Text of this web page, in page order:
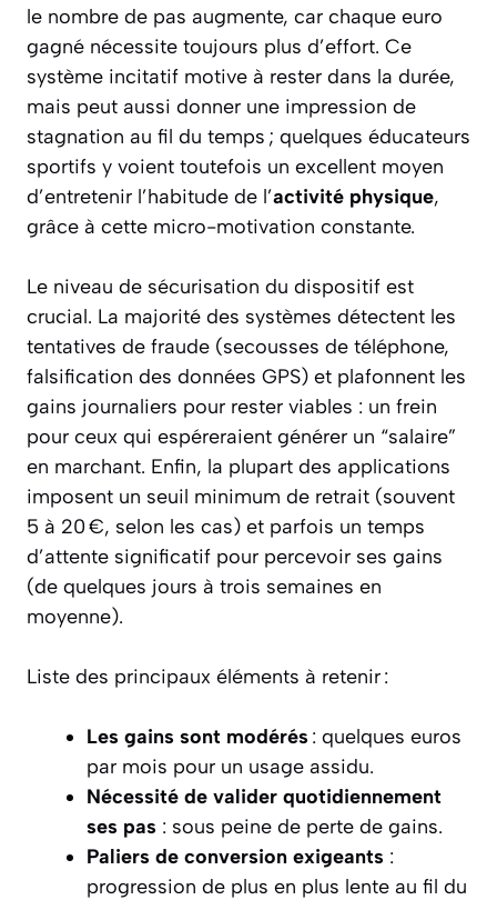
le nombre de pas augmente, car chaque euro
gagné nécessite toujours plus d’effort. Ce
système incitatif motive à rester dans la durée,
mais peut aussi donner une impression de
stagnation au fil du temps ; quelques éducateurs
sportifs y voient toutefois un excellent moyen
d’entretenir l’habitude de l’activité physique,
grâce à cette micro-motivation constante.
Le niveau de sécurisation du dispositif est
crucial. La majorité des systèmes détectent les
tentatives de fraude (secousses de téléphone,
falsification des données GPS) et plafonnent les
gains journaliers pour rester viables : un frein
pour ceux qui espéreraient générer un “salaire”
en marchant. Enfin, la plupart des applications
imposent un seuil minimum de retrait (souvent
5 à 20 €, selon les cas) et parfois un temps
d’attente significatif pour percevoir ses gains
(de quelques jours à trois semaines en
moyenne).
Liste des principaux éléments à retenir :
Les gains sont modérés : quelques euros
par mois pour un usage assidu.
Nécessité de valider quotidiennement
ses pas : sous peine de perte de gains.
Paliers de conversion exigeants :
progression de plus en plus lente au fil du